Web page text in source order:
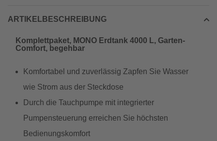
ARTIKELBESCHREIBUNG
Komplettpaket, MONO Erdtank 4000 L, Garten-
Comfort, begehbar
Komfortabel und zuverlässig Zapfen Sie Wasser
wie Strom aus der Steckdose
Durch die Tauchpumpe mit integrierter
Pumpensteuerung erreichen Sie höchsten
Bedienungskomfort